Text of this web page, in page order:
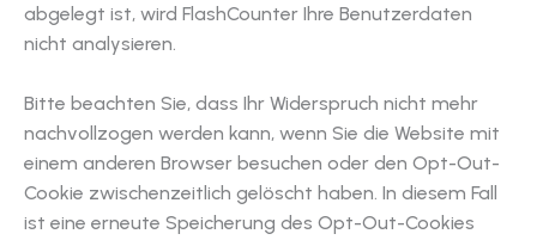
abgelegt ist, wird FlashCounter Ihre Benutzerdaten
nicht analysieren.
Bitte beachten Sie, dass Ihr Widerspruch nicht mehr
nachvollzogen werden kann, wenn Sie die Website mit
einem anderen Browser besuchen oder den Opt-Out-
Cookie zwischenzeitlich gelöscht haben. In diesem Fall
ist eine erneute Speicherung des Opt-Out-Cookies